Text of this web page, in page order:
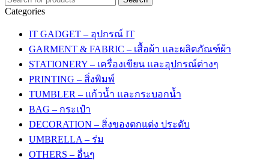
Categories
IT GADGET – อุปกรณ์ IT
GARMENT & FABRIC – เสื้อผ้า และผลิตภัณฑ์ผ้า
STATIONERY – เครื่องเขียน และอุปกรณ์ต่างๆ
PRINTING – สิ่งพิมพ์
TUMBLER – แก้วน้ำ และกระบอกน้ำ
BAG – กระเป๋า
DECORATION – สิ่งของตกแต่ง ประดับ
UMBRELLA – ร่ม
OTHERS – อื่นๆ